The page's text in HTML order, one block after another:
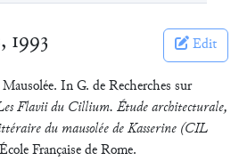
1993 Edit
In G. de Recherches sur
Flavii du Cillium. Étude architecturale,
du mausolée de Kasserine (CIL
Française de Rome.